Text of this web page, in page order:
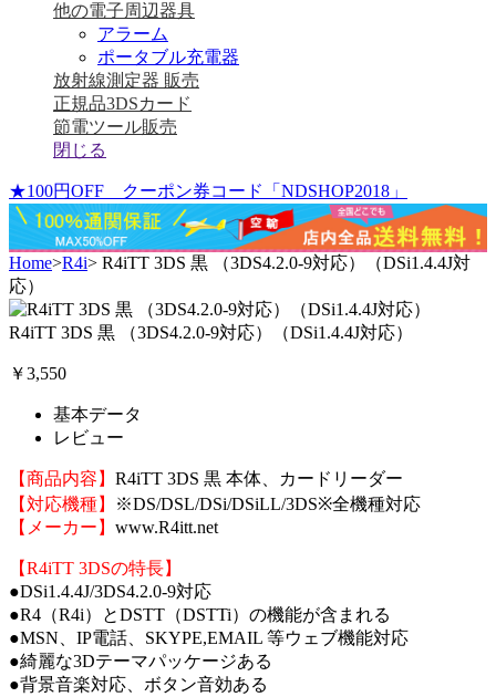
他の電子周辺器具
アラーム
ポータブル充電器
放射線測定器 販売
正規品3DSカード
節電ツール販売
閉じる
★100円OFF クーポン券コード「NDSHOP2018」
Home>R4i> R4iTT 3DS 黒 （3DS4.2.0-9対応）（DSi1.4.4J対
応）
R4iTT 3DS 黒 （3DS4.2.0-9対応）（DSi1.4.4J対応）
￥3,550
基本データ
レビュー
【商品内容】 R4iTT 3DS 黒 本体、カードリーダー
【対応機種】
※DS/DSL/DSi/DSiLL/3DS※全機種対応
【メーカー】 www.R4itt.net
【R4iTT 3DSの特長】
●DSi1.4.4J/3DS4.2.0-9対応
●R4（R4i）とDSTT（DSTTi）の機能が含まれる
●MSN、IP電話、SKYPE,EMAIL 等ウェブ機能対応
●綺麗な3Dテーマパッケージある
●背景音楽対応、ボタン音効ある